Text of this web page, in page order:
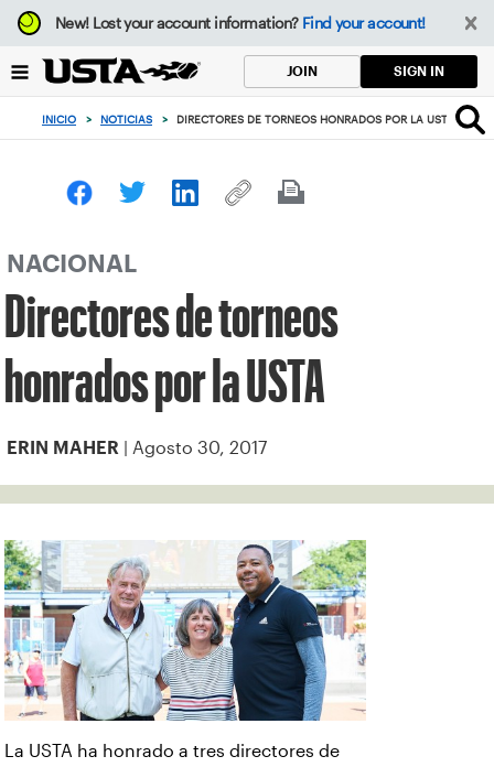
Enfoque
desde
botón
volver
principio
New!Lost your account information? Find your account!
JOIN SIGN IN
INICIO > NOTICIAS > DIRECTORES DE TORNEOS HONRADOS POR LA USTA
NACIONAL
Directores de torneos
honrados por la USTA
ERIN MAHER | Agosto 30, 2017
La USTA ha honrado a tres directores de